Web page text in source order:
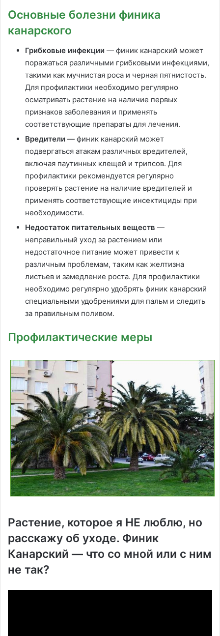
Основные болезни финика
канарского
Грибковые инфекции — финик канарский может
поражаться различными грибковыми инфекциями,
такими как мучнистая роса и черная пятнистость.
Для профилактики необходимо регулярно
осматривать растение на наличие первых
признаков заболевания и применять
соответствующие препараты для лечения.
Вредители — финик канарский может
подвергаться атакам различных вредителей,
включая паутинных клещей и трипсов. Для
профилактики рекомендуется регулярно
проверять растение на наличие вредителей и
применять соответствующие инсектициды при
необходимости.
Недостаток питательных веществ —
неправильный уход за растением или
недостаточное питание может привести к
различным проблемам, таким как желтизна
листьев и замедление роста. Для профилактики
необходимо регулярно удобрять финик канарский
специальными удобрениями для пальм и следить
за правильным поливом.
Профилактические меры
Растение, которое я НЕ люблю, но
расскажу об уходе. Финик
Канарский — что со мной или с ним
не так?